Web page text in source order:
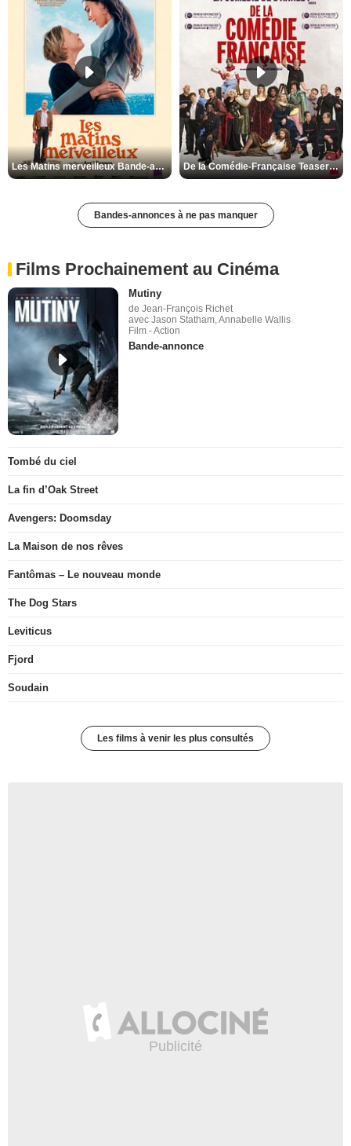
Les Matins merveilleux Bande-annonce VF De la Comédie-Française Teaser VF
Bandes-annonces à ne pas manquer
Films Prochainement au Cinéma
Mutiny
de Jean-François Richet
avec Jason Statham, Annabelle Wallis
Film - Action
Bande-annonce
Tombé du ciel
La fin d’Oak Street
Avengers: Doomsday
La Maison de nos rêves
Fantômas – Le nouveau monde
The Dog Stars
Leviticus
Fjord
Soudain
Les films à venir les plus consultés